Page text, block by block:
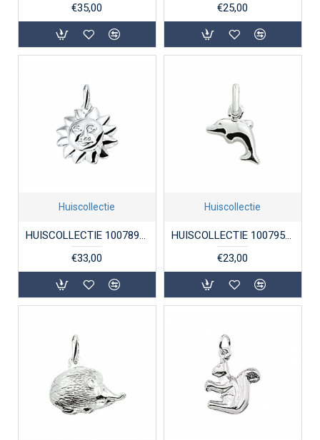
€35,00
€25,00
Huiscollectie
HUISCOLLECTIE 1007891 ZILVEREN HANGER ZONNETJE
€33,00
Huiscollectie
HUISCOLLECTIE 1007958 ZILVEREN BEDEL DOLFIJNTJE
€23,00